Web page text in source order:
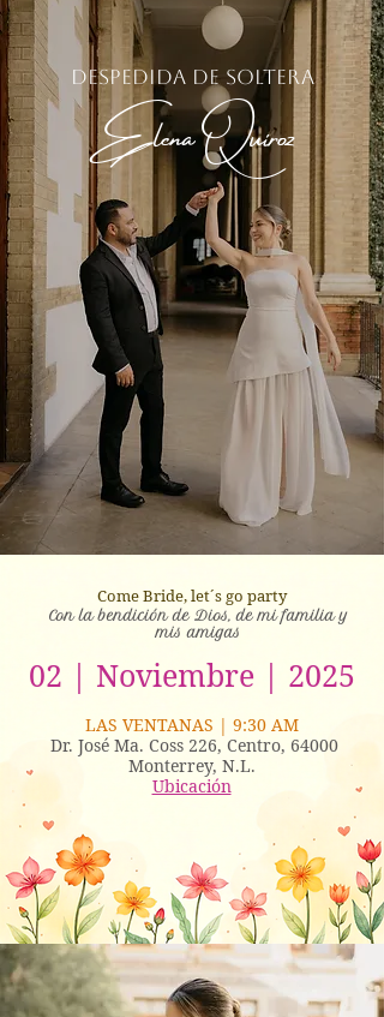
Despedida de Soltera
Elena Quiroz
Come Bride, let´s go party
Con la bendición de Dios, de mi familia y
mis amigas
02 | Noviembre | 2025
LAS VENTANAS | 9:30 AM
Dr. José Ma. Coss 226, Centro, 64000
Monterrey, N.L.
Ubicación